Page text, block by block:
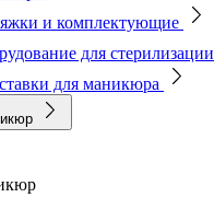
и комплектующие
для стерилизации
для маникюра